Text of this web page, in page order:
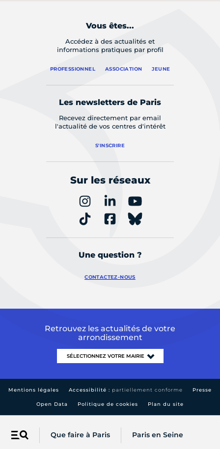
Menu Que faire à Paris Paris en Seine
Vous êtes...
Accédez à des actualités et
informations pratiques par profil
PROFESSIONNEL ASSOCIATION JEUNE
Les newsletters de Paris
Recevez directement par email
l'actualité de vos centres d'intérêt
S'INSCRIRE
Sur les réseaux
Une question ?
CONTACTEZ-NOUS
Retrouvez les actualités de votre
arrondissement
Mentions légales Accessibilité : partiellement conforme Presse
Open Data Politique de cookies Plan du site